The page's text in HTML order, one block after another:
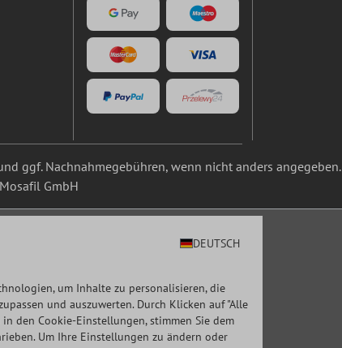
ggf. Nachnahmegebühren, wenn nicht anders angegeben.
GmbH
DEUTSCH
um Inhalte zu personalisieren, die
und auszuwerten. Durch Klicken auf "Alle
den Cookie-Einstellungen, stimmen Sie dem
Um Ihre Einstellungen zu ändern oder